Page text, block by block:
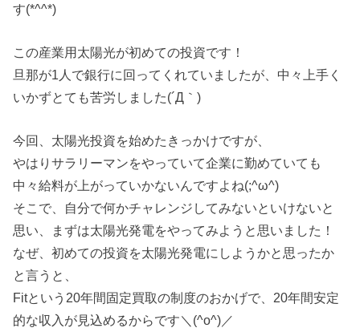
す(*^^*)
この産業用太陽光が初めての投資です！
旦那が1人で銀行に回ってくれていましたが、中々上手く
いかずとても苦労しました(´Д｀)
今回、太陽光投資を始めたきっかけですが、
やはりサラリーマンをやっていて企業に勤めていても
中々給料が上がっていかないんですよね(;^ω^)
そこで、自分で何かチャレンジしてみないといけないと
思い、まずは太陽光発電をやってみようと思いました！
なぜ、初めての投資を太陽光発電にしようかと思ったか
と言うと、
Fitという20年間固定買取の制度のおかげで、20年間安定
的な収入が見込めるからです＼(^o^)／